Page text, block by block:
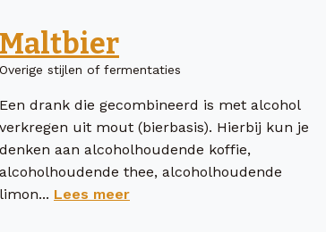
Maltbier
Overige stijlen of fermentaties
Een drank die gecombineerd is met alcohol
verkregen uit mout (bierbasis). Hierbij kun je
denken aan alcoholhoudende koffie,
alcoholhoudende thee, alcoholhoudende
limon... Lees meer